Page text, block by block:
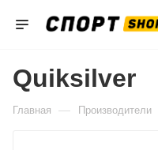
Quiksilver
Главная — Производители